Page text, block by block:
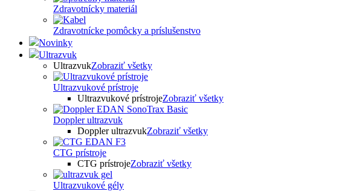
Zdravotnícky materiál
Zdravotnícke pomôcky a príslušenstvo
Novinky
Ultrazvuk
UltrazvukZobraziť všetky
Ultrazvukové prístroje
Ultrazvukové prístrojeZobraziť všetky
Doppler ultrazvuk
Doppler ultrazvukZobraziť všetky
CTG prístroje
CTG prístrojeZobraziť všetky
Ultrazvukové gély